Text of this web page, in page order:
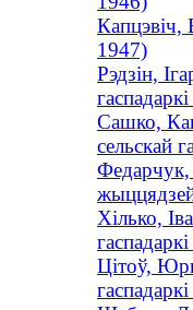
Капцэвіч,
1947)
Рэдзін,
Сашко,
сельскай
Федарчук,
Хілько,
Цітоў,